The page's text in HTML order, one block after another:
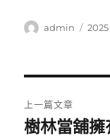
作
admin
發
2025
章
上一篇文章
上
樹林當舖